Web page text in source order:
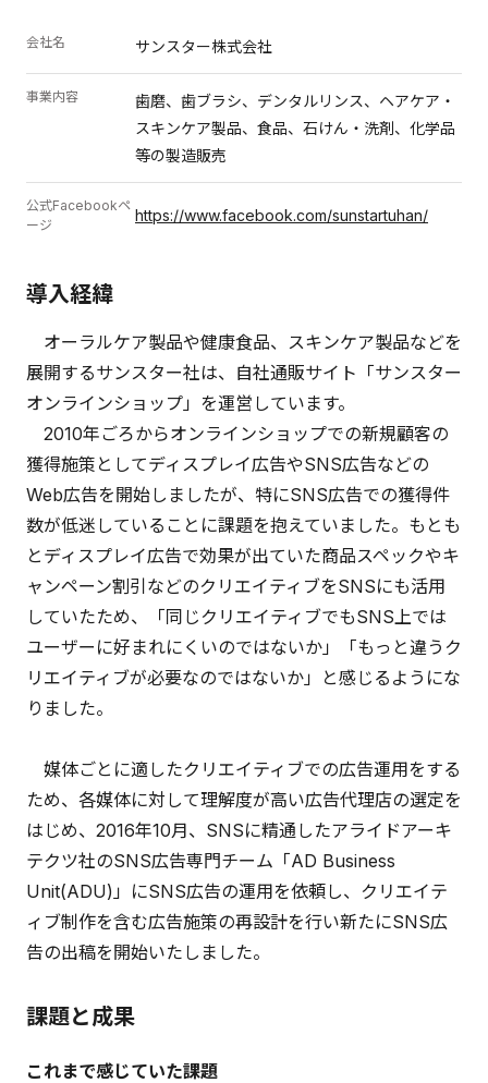
会社名 サンスター株式会社
事業内容
歯磨、歯ブラシ、デンタルリンス、ヘアケア・
スキンケア製品、食品、石けん・洗剤、化学品
等の製造販売
公式Facebookペ
ージ
https://www.facebook.com/sunstartuhan/
導入経緯
オーラルケア製品や健康食品、スキンケア製品などを
展開するサンスター社は、自社通販サイト「サンスター
オンラインショップ」を運営しています。
2010年ごろからオンラインショップでの新規顧客の
獲得施策としてディスプレイ広告やSNS広告などの
Web広告を開始しましたが、特にSNS広告での獲得件
数が低迷していることに課題を抱えていました。もとも
とディスプレイ広告で効果が出ていた商品スペックやキ
ャンペーン割引などのクリエイティブをSNSにも活用
していたため、「同じクリエイティブでもSNS上では
ユーザーに好まれにくいのではないか」「もっと違うク
リエイティブが必要なのではないか」と感じるようにな
りました。
媒体ごとに適したクリエイティブでの広告運用をする
ため、各媒体に対して理解度が高い広告代理店の選定を
はじめ、2016年10月、SNSに精通したアライドアーキ
テクツ社のSNS広告専門チーム「AD Business
Unit(ADU)」にSNS広告の運用を依頼し、クリエイテ
ィブ制作を含む広告施策の再設計を行い新たにSNS広
告の出稿を開始いたしました。
課題と成果
これまで感じていた課題